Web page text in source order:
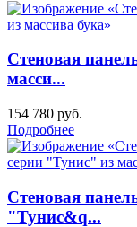
Стеновая
масси...
154 780 руб.
Подробнее
Стеновая
"Тунис&q...